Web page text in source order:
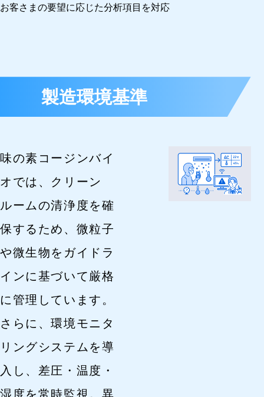
お客さまの要望に応じた分析項目を対応
製造環境基準
味の素コージンバイ
オでは、クリーン
ルームの清浄度を確
保するため、微粒子
や微生物をガイドラ
インに基づいて厳格
に管理しています。
さらに、環境モニタ
リングシステムを導
入し、差圧・温度・